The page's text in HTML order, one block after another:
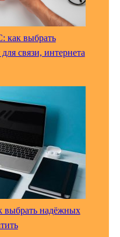
выбрать
связи, интернета
выбрать надёжных